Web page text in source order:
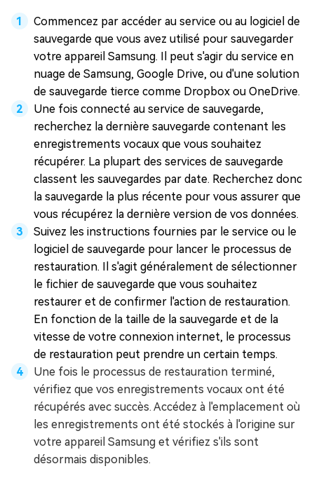
Commencez par accéder au service ou au logiciel de
sauvegarde que vous avez utilisé pour sauvegarder
votre appareil Samsung. Il peut s'agir du service en
nuage de Samsung, Google Drive, ou d'une solution
de sauvegarde tierce comme Dropbox ou OneDrive.
Une fois connecté au service de sauvegarde,
recherchez la dernière sauvegarde contenant les
enregistrements vocaux que vous souhaitez
récupérer. La plupart des services de sauvegarde
classent les sauvegardes par date. Recherchez donc
la sauvegarde la plus récente pour vous assurer que
vous récupérez la dernière version de vos données.
Suivez les instructions fournies par le service ou le
logiciel de sauvegarde pour lancer le processus de
restauration. Il s'agit généralement de sélectionner
le fichier de sauvegarde que vous souhaitez
restaurer et de confirmer l'action de restauration.
En fonction de la taille de la sauvegarde et de la
vitesse de votre connexion internet, le processus
de restauration peut prendre un certain temps.
Une fois le processus de restauration terminé,
vérifiez que vos enregistrements vocaux ont été
récupérés avec succès. Accédez à l'emplacement où
les enregistrements ont été stockés à l'origine sur
votre appareil Samsung et vérifiez s'ils sont
désormais disponibles.